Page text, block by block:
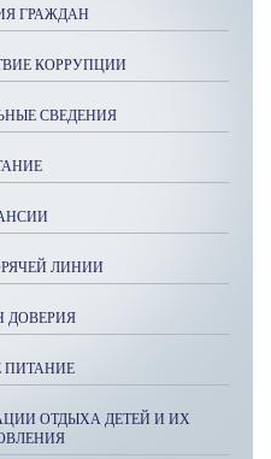
ГРАЖДАН
КОРРУПЦИИ
СВЕДЕНИЯ
ЛИНИИ
ДОВЕРИЯ
ПИТАНИЕ
ОТДЫХА ДЕТЕЙ И ИХ